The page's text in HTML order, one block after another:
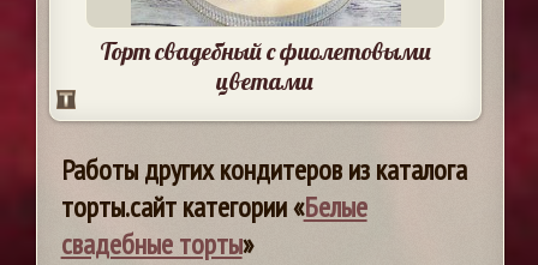
Торт свадебный с фиолетовыми
цветами
Работы других кондитеров из каталога
торты.сайт категории «Белые
свадебные торты»